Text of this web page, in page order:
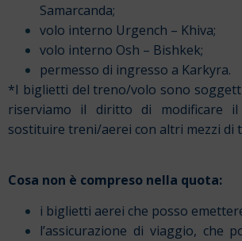
Samarcanda;
volo interno Urgench – Khiva;
volo interno Osh – Bishkek;
permesso di ingresso a Karkyra.
*I biglietti del treno/volo sono
riserviamo il diritto di modificare
sostituire treni/aerei con altri mezzi di
Cosa non è compreso nella quota:
i biglietti aerei che posso
l’assicurazione di viaggio, che